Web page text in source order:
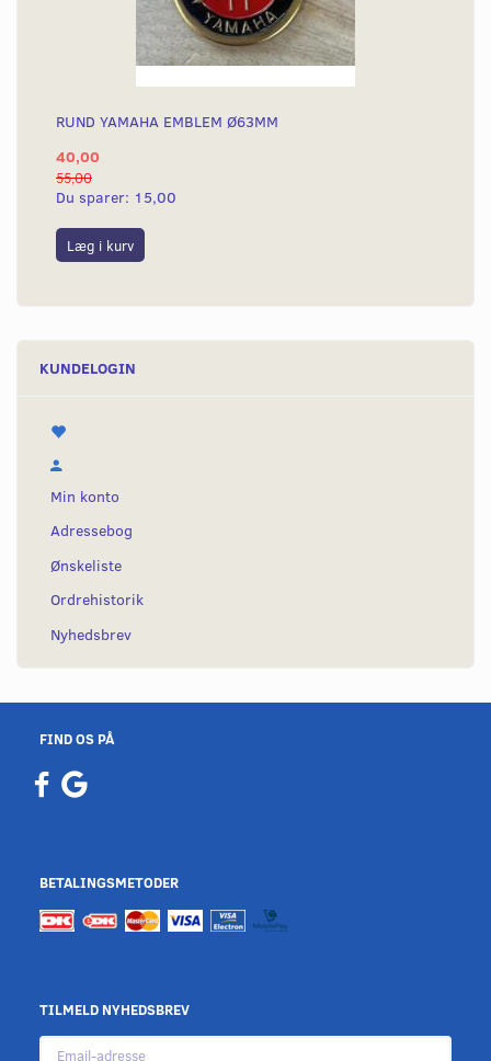
RUND YAMAHA EMBLEM Ø63MM
40,00
55,00
Du sparer: 15,00
Læg i kurv
KUNDELOGIN
Min konto
Adressebog
Ønskeliste
Ordrehistorik
Nyhedsbrev
FIND OS PÅ
BETALINGSMETODER
TILMELD NYHEDSBREV
Email-